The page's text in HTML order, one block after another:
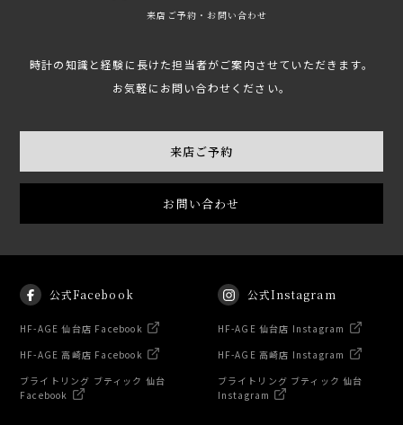
来店ご予約・お問い合わせ
時計の知識と経験に長けた担当者がご案内させていただきます。
お気軽にお問い合わせください。
来店ご予約
お問い合わせ
公式Facebook
HF-AGE 仙台店 Facebook
HF-AGE 高崎店 Facebook
ブライトリング ブティック 仙台
Facebook
公式Instagram
HF-AGE 仙台店 Instagram
HF-AGE 高崎店 Instagram
ブライトリング ブティック 仙台
Instagram